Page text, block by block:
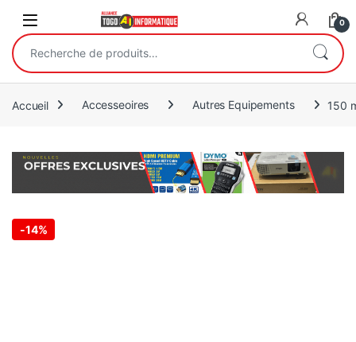
Open 0
Recherche pour :
Accueil Accesseoires Autres Equipements 150
-14%